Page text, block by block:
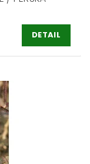
DETAIL